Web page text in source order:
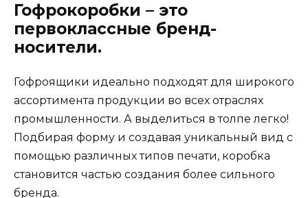
Гофрокоробки – это
первоклассные бренд-
носители.
Гофроящики идеально подходят для широкого
ассортимента продукции во всех отраслях
промышленности. А выделиться в толпе легко!
Подбирая форму и создавая уникальный вид с
помощью различных типов печати, коробка
становится частью создания более сильного
бренда.